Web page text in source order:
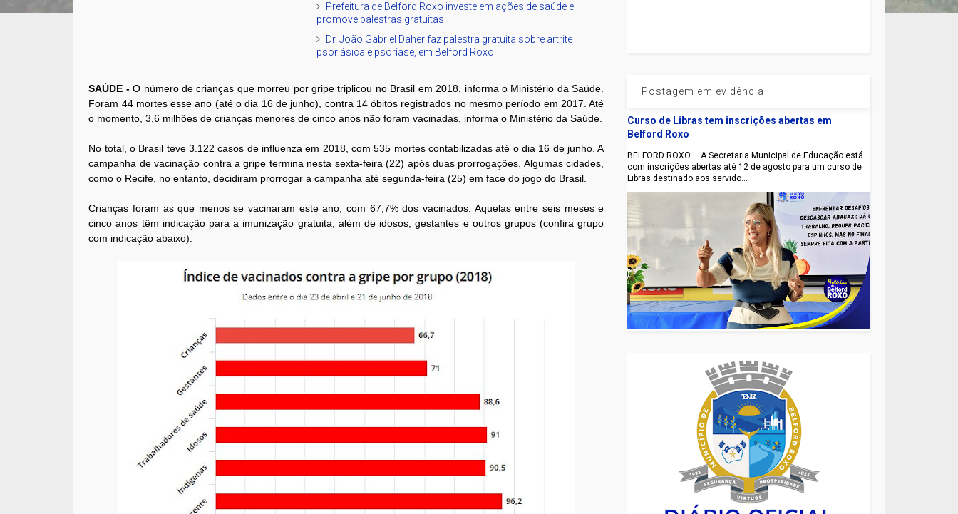
Prefeitura de Belford Roxo investe em ações de saúde e
promove palestras gratuitas
Dr. João Gabriel Daher faz palestra gratuita sobre artrite
psoriásica e psoríase, em Belford Roxo
SAÚDE -O número de crianças que morreu por gripe triplicou no Brasil em 2018, informa o Ministério da Saúde.
Foram 44 mortes esse ano (até o dia 16 de junho), contra 14 óbitos registrados no mesmo período em 2017. Até
o momento, 3,6 milhões de crianças menores de cinco anos não foram vacinadas, informa o Ministério da Saúde.
No total, o Brasil teve 3.122 casos de influenza em 2018, com 535 mortes contabilizadas até o dia 16 de junho. A
campanha de vacinação contra a gripe termina nesta sexta-feira (22) após duas prorrogações. Algumas cidades,
como o Recife, no entanto, decidiram prorrogar a campanha até segunda-feira (25) em face do jogo do Brasil.
Crianças foram as que menos se vacinaram este ano, com 67,7% dos vacinados. Aquelas entre seis meses e
cinco anos têm indicação para a imunização gratuita, além de idosos, gestantes e outros grupos (confira grupo
com indicação abaixo).
Postagem em evidência
Curso de Libras tem inscrições abertas em
Belford Roxo
BELFORD ROXO – A Secretaria Municipal de Educação está
com inscrições abertas até 12 de agosto para um curso de
Libras destinado aos servido...